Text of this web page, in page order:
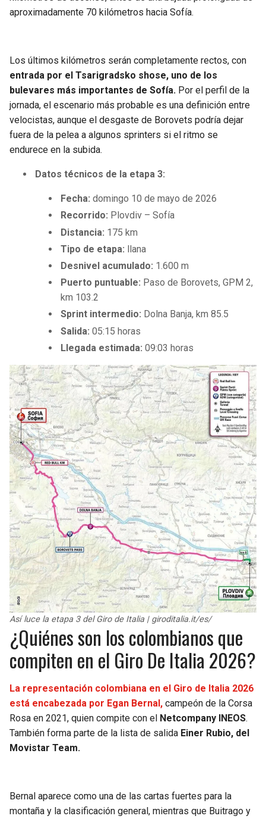
aproximadamente 70 kilómetros hacia Sofía.
Los últimos kilómetros serán completamente rectos, con
entrada por el Tsarigradsko shose, uno de los
bulevares más importantes de Sofía. Por el perfil de la
jornada, el escenario más probable es una definición entre
velocistas, aunque el desgaste de Borovets podría dejar
fuera de la pelea a algunos sprinters si el ritmo se
endurece en la subida.
Datos técnicos de la etapa 3:
Fecha: domingo 10 de mayo de 2026
Recorrido: Plovdiv – Sofía
Distancia: 175 km
Tipo de etapa: llana
Desnivel acumulado: 1.600 m
Puerto puntuable: Paso de Borovets, GPM 2,
km 103.2
Sprint intermedio: Dolna Banja, km 85.5
Salida: 05:15 horas
Llegada estimada: 09:03 horas
Así luce la etapa 3 del Giro de Italia | giroditalia.it/es/
¿Quiénes son los colombianos que
compiten en el Giro De Italia 2026?
La representación colombiana en el Giro de Italia 2026
está encabezada por Egan Bernal, campeón de la Corsa
Rosa en 2021, quien compite con el Netcompany INEOS.
También forma parte de la lista de salida Einer Rubio, del
Movistar Team.
Bernal aparece como una de las cartas fuertes para la
montaña y la clasificación general, mientras que Buitrago y